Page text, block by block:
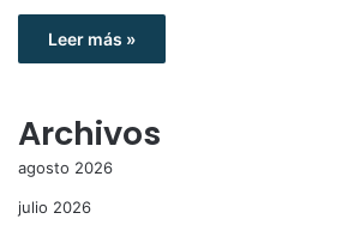
Leer más »
Archivos
agosto 2026
julio 2026